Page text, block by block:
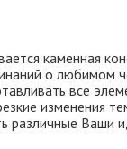
каменная
о любимом
все
изменения
различные Ваши